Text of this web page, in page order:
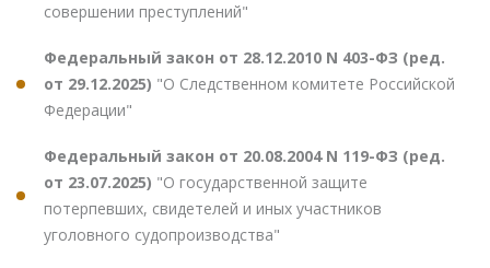
совершении преступлений"
Федеральный закон от 28.12.2010 N 403-ФЗ (ред.
от 29.12.2025) "О Следственном комитете Российской
Федерации"
Федеральный закон от 20.08.2004 N 119-ФЗ (ред.
от 23.07.2025) "О государственной защите
потерпевших, свидетелей и иных участников
уголовного судопроизводства"